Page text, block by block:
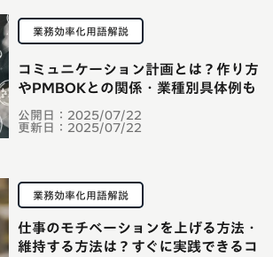
業務効率化用語解説
公開日： 2025/07/22
更新日： 2025/07/22
コミュニケーション計画とは？作り方
やPMBOKとの関係・業種別具体例も
業務効率化用語解説
仕事のモチベーションを上げる方法・
維持する方法は？すぐに実践できるコ